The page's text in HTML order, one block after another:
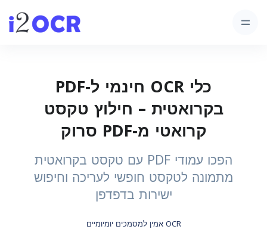
כלי OCR חינמי ל‑PDF
בקרואטית – חילוץ טקסט
קרואטי מ‑PDF סרוק
הפכו עמודי PDF עם טקסט בקרואטית
מתמונה לטקסט חופשי לעריכה וחיפוש
ישירות בדפדפן
OCR אמין למסמכים יומיומיים